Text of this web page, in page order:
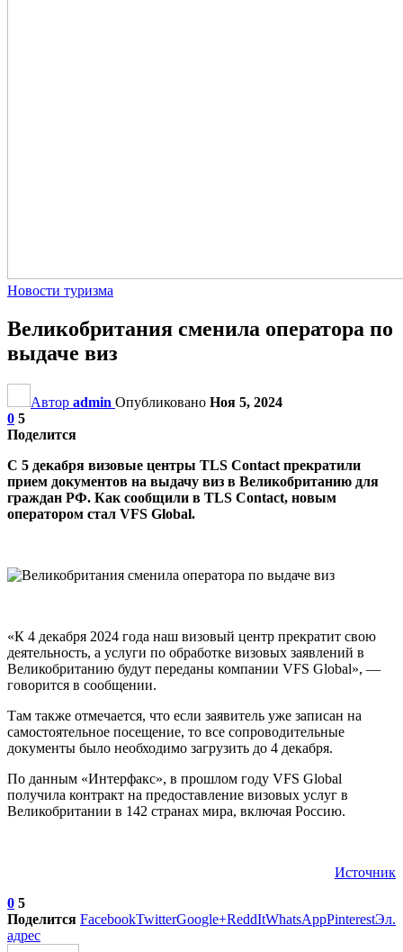
Новости туризма
Великобритания сменила оператора по
выдаче виз
Автор admin Опубликовано Ноя 5, 2024
0 5
Поделится
С 5 декабря визовые центры TLS Сontact прекратили
прием документов на выдачу виз в Великобританию для
граждан РФ. Как сообщили в TLS Сontact, новым
оператором стал VFS Global.
«К 4 декабря 2024 года наш визовый центр прекратит свою
деятельность, а услуги по обработке визовых заявлений в
Великобританию будут переданы компании VFS Global», —
говорится в сообщении.
Там также отмечается, что если заявитель уже записан на
самостоятельное посещение, то все сопроводительные
документы было необходимо загрузить до 4 декабря.
По данным «Интерфакс», в прошлом году VFS Global
получила контракт на предоставление визовых услуг в
Великобритании в 142 странах мира, включая Россию.
Источник
0 5
Поделится FacebookTwitterGoogle+ReddItWhatsAppPinterestЭл.
адрес